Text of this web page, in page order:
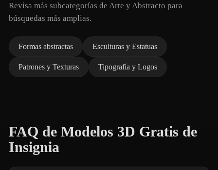
Revisa más subcategorías de Arte y Abstracto para
búsquedas más amplias.
Formas abstractas Esculturas y Estatuas
Patrones y Texturas Tipografía y Logos
FAQ de Modelos 3D Gratis de
Insignia